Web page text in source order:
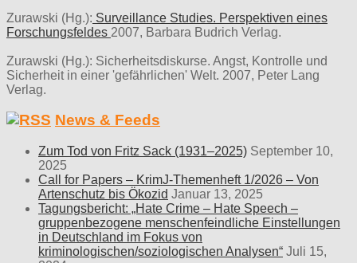
Zurawski (Hg.): Surveillance Studies. Perspektiven eines
Forschungsfeldes 2007, Barbara Budrich Verlag.
Zurawski (Hg.): Sicherheitsdiskurse. Angst, Kontrolle und
Sicherheit in einer 'gefährlichen' Welt. 2007, Peter Lang
Verlag.
News & Feeds
Zum Tod von Fritz Sack (1931–2025) September 10,
2025
Call for Papers – KrimJ-Themenheft 1/2026 – Von
Artenschutz bis Ökozid Januar 13, 2025
Tagungsbericht: „Hate Crime – Hate Speech –
gruppenbezogene menschenfeindliche Einstellungen
in Deutschland im Fokus von
kriminologischen/soziologischen Analysen“ Juli 15,